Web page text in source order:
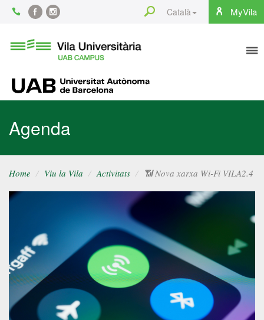
Content FacebookInstagram MyVila
Català
Search
Universitària
UAB
Agenda
Home Viu la Vila Activitats 📶 Nova xarxa Wi-Fi VILA2.4